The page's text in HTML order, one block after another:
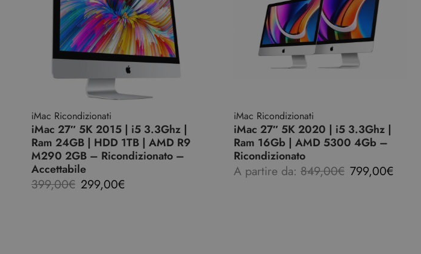
iMac Ricondizionati
iMac 27″ 5K 2015 | i5 3.3Ghz |
Ram 24GB | HDD 1TB | AMD R9
M290 2GB – Ricondizionato –
Accettabile
399,00€ 299,00€
iMac Ricondizionati
iMac 27″ 5K 2020 | i5 3.3Ghz |
Ram 16Gb | AMD 5300 4Gb –
Ricondizionato
A partire da: 849,00€ 799,00€